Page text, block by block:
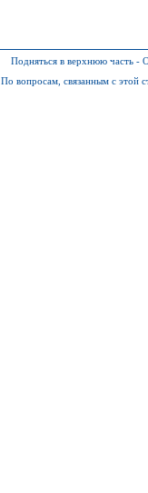
Подняться в верхнюю часть -
По вопросам, связанным с этой